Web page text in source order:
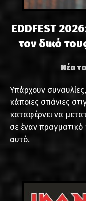
EDDFEST
τον δικό
Νέα
Υπάρχουν
κάποιες σπάνιες
καταφέρνει να
σε έναν πραγματικό
αυτό.